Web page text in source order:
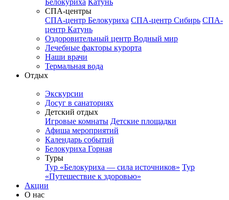
Белокуриха Катунь
СПА-центры
СПА-центр Белокуриха СПА-центр Сибирь СПА-
центр Катунь
Оздоровительный центр Водный мир
Лечебные факторы курорта
Наши врачи
Термальная вода
Отдых
Экскурсии
Досуг в санаториях
Детский отдых
Игровые комнаты Детские площадки
Афиша мероприятий
Календарь событий
Белокуриха Горная
Туры
Тур «Белокуриха — сила источников» Тур
«Путешествие к здоровью»
Акции
О нас